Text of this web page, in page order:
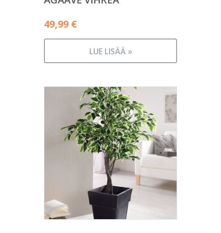
49,99 €
LUE LISÄÄ »